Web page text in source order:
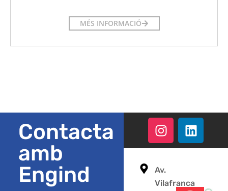
MÉS INFORMACIÓ
Contacta
amb
Engind
Av.
Vilafranca